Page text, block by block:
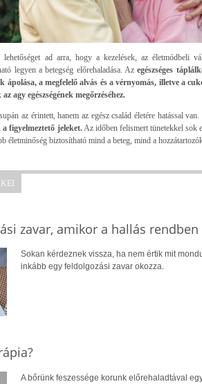
ad arra, hogy a kezelések, az életmódbeli
legyen a betegség előrehaladása. Azegészséges
ápolása, a megfelelő alvás és a vérnyomás, illetve a
agy egészségének megőrzéséhez.
az érintett, hanem az egész család életére hatással
figyelmeztető jeleket.Az időben felismert tünetekkel sok
életminőség biztosítható mind a beteg, mind a
zavar, amikor a hallás
Sokan kérdeznek vissza, ha nem értik mit
inkább egy feldolgozási zavar okozza.
A bőrünk feszessége korunk előrehaladtával